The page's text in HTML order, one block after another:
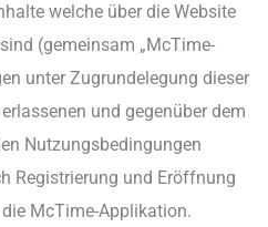
welche über die Website
(gemeinsam „McTime-
unter Zugrundelegung dieser
und gegenüber dem
Nutzungsbedingungen
Registrierung und Eröffnung
McTime-Applikation.